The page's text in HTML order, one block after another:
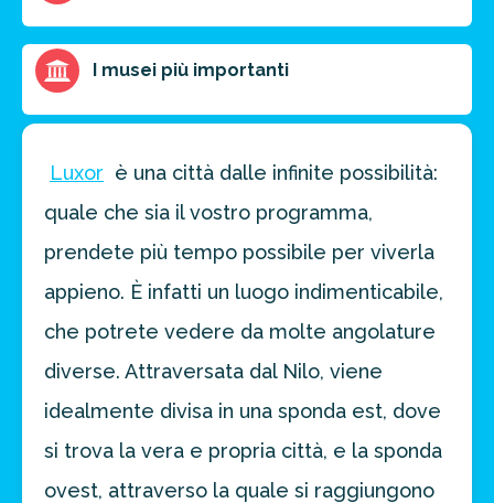
I musei più importanti
Luxor è una città dalle infinite possibilità:
quale che sia il vostro programma,
prendete più tempo possibile per viverla
appieno. È infatti un luogo indimenticabile,
che potrete vedere da molte angolature
diverse. Attraversata dal Nilo, viene
idealmente divisa in una sponda est, dove
si trova la vera e propria città, e la sponda
ovest, attraverso la quale si raggiungono